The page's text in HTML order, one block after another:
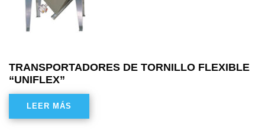
TRANSPORTADORES DE TORNILLO FLEXIBLE
“UNIFLEX”
LEER MÁS